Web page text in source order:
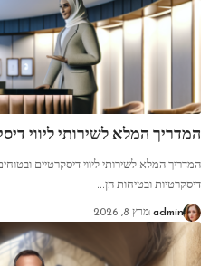
המדריך המלא לשירותי ליווי
המדריך המלא לשירותי ליווי דיסקרטיים
דיסקרטיות ובטיחות הן…
admin מרץ 8, 2026